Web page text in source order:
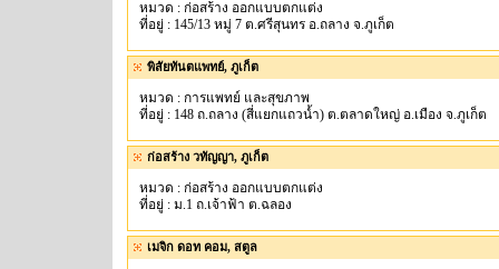
หมวด : ก่อสร้าง ออกแบบตกแต่ง
ที่อยู่ : 145/13 หมู่ 7 ต.ศรีสุนทร อ.ถลาง จ.ภูเก็ต
พิสัยทันตแพทย์, ภูเก็ต
หมวด : การแพทย์ และสุขภาพ
ที่อยู่ : 148 ถ.ถลาง (สี่แยกแถวน้ำ) ต.ตลาดใหญ่ อ.เมือง จ.ภูเก็ต
ก่อสร้าง วทัญญา, ภูเก็ต
หมวด : ก่อสร้าง ออกแบบตกแต่ง
ที่อยู่ : ม.1 ถ.เจ้าฟ้า ต.ฉลอง
เมจิก ดอท คอม, สตูล